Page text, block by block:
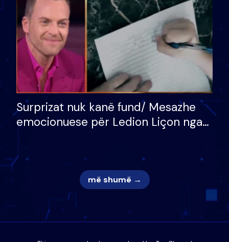
Surprizat nuk kanë fund/ Mesazhe
emocionuese për Ledion Liçon nga
më shumë →